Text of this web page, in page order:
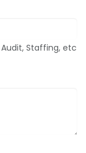
Staffing, etc